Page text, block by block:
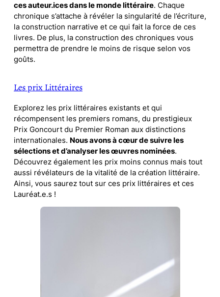
ces auteur.ices dans le monde littéraire. Chaque
chronique s’attache à révéler la singularité de l’écriture,
la construction narrative et ce qui fait la force de ces
livres. De plus, la construction des chroniques vous
permettra de prendre le moins de risque selon vos
goûts.
Les prix Littéraires
Explorez les prix littéraires existants et qui
récompensent les premiers romans, du prestigieux
Prix Goncourt du Premier Roman aux distinctions
internationales. Nous avons à cœur de suivre les
sélections et d’analyser les œuvres nominées.
Découvrez également les prix moins connus mais tout
aussi révélateurs de la vitalité de la création littéraire.
Ainsi, vous saurez tout sur ces prix littéraires et ces
Lauréat.e.s !